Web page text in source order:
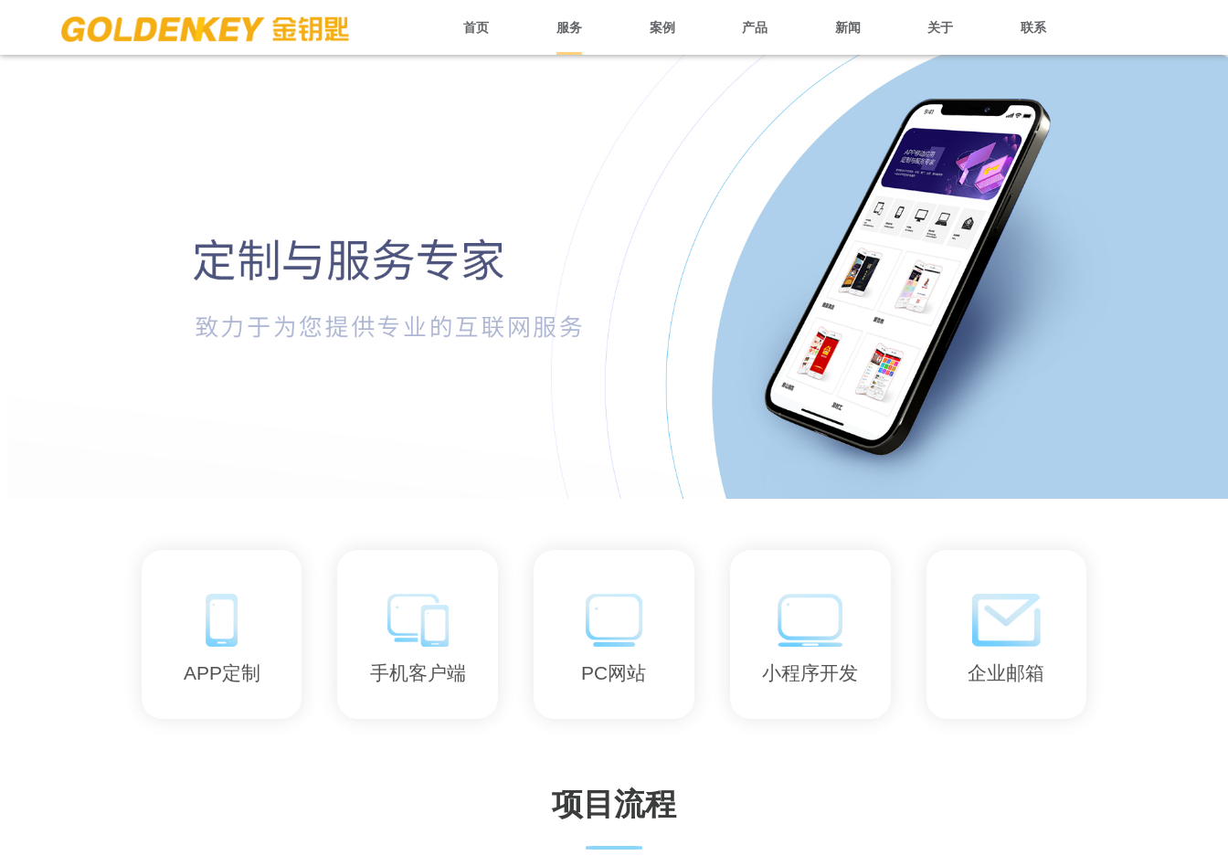
首页 服务 案例 产品 新闻 关于 联系
APP定制 手机客户端 PC网站 小程序开发 企业邮箱
项目流程